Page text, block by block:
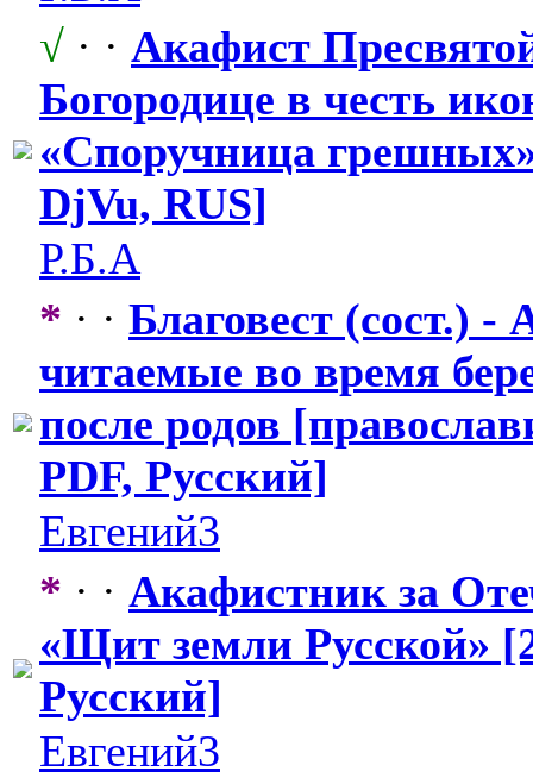
√ · · Акафист
Богородице в честь
«Споручница
DjVu, RUS]
Р.Б.А
* · · Благовест (сост.)
читаемые во время
после родов
PDF, Русский]
Евгений3
* · · Акафистник за
«Щит земли Русской»
Русский]
Евгений3